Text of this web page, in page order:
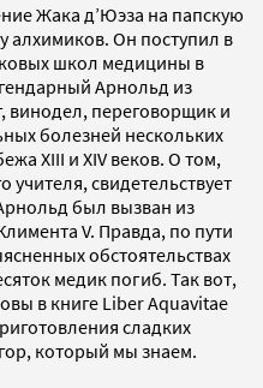
Жака д’Юэза на папскую
алхимиков. Он поступил в
школ медицины в
Арнольд из
винодел, переговорщик и
болезней нескольких
XIII и XIV веков. О том,
учителя, свидетельствует
был вызван из
V. Правда, по пути
обстоятельствах
медик погиб. Так вот,
в книге Liber Aquavitae
сладких
который мы знаем.